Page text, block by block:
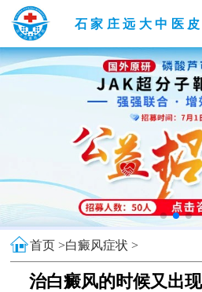
石家庄远大中医
首页 >白癜风症状 >
治白癜风的时候又出